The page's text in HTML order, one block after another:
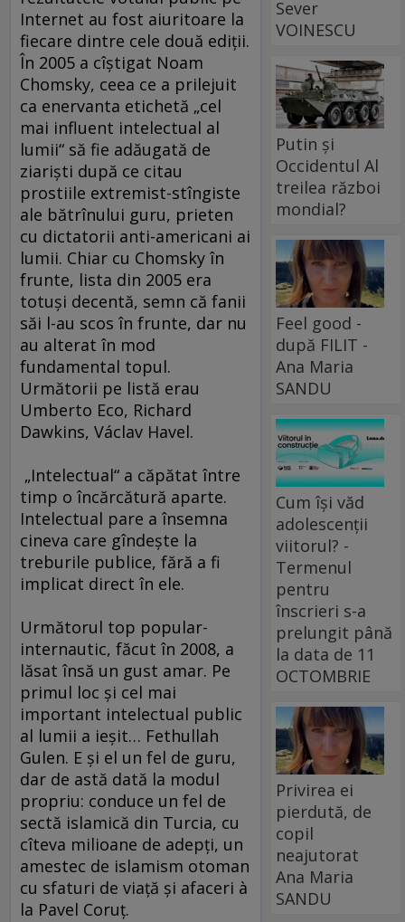
Internet au fost aiuritoare la
fiecare dintre cele două ediţii.
În 2005 a cîştigat Noam
Chomsky, ceea ce a prilejuit
ca enervanta etichetă „cel
mai influent intelectual al
lumii“ să fie adăugată de
ziarişti după ce citau
prostiile extremist-stîngiste
ale bătrînului guru, prieten
cu dictatorii anti-americani ai
lumii. Chiar cu Chomsky în
frunte, lista din 2005 era
totuşi decentă, semn că fanii
săi l-au scos în frunte, dar nu
au alterat în mod
fundamental topul.
Următorii pe listă erau
Umberto Eco, Richard
Dawkins, Václav Havel.
„Intelectual“ a căpătat între
timp o încărcătură aparte.
Intelectual pare a însemna
cineva care gîndeşte la
treburile publice, fără a fi
implicat direct în ele.
Următorul top popular-
internautic, făcut în 2008, a
lăsat însă un gust amar. Pe
primul loc şi cel mai
important intelectual public
al lumii a ieşit… Fethullah
Gulen. E şi el un fel de guru,
dar de astă dată la modul
propriu: conduce un fel de
sectă islamică din Turcia, cu
cîteva milioane de adepţi, un
amestec de islamism otoman
cu sfaturi de viaţă şi afaceri à
la Pavel Coruţ.
Sever
VOINESCU
Putin și
Occidentul Al
treilea război
mondial?
Feel good -
după FILIT -
Ana Maria
SANDU
Cum își văd
adolescenții
viitorul? -
Termenul
pentru
înscrieri s-a
prelungit până
la data de 11
OCTOMBRIE
Privirea ei
pierdută, de
copil
neajutorat
Ana Maria
SANDU